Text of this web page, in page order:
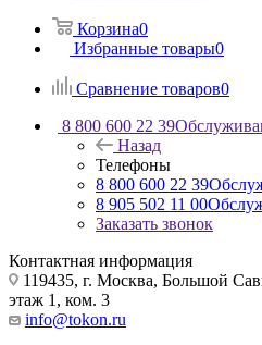
Корзина0
Избранные товары0
Сравнение товаров0
8 800 600 22 39
Назад
Телефоны
8 800 600 22 39
8 905 502 11 00
Заказать звонок
Контактная информация
119435, г. Москва, Большой
этаж 1, ком. 3
info@tokon.ru